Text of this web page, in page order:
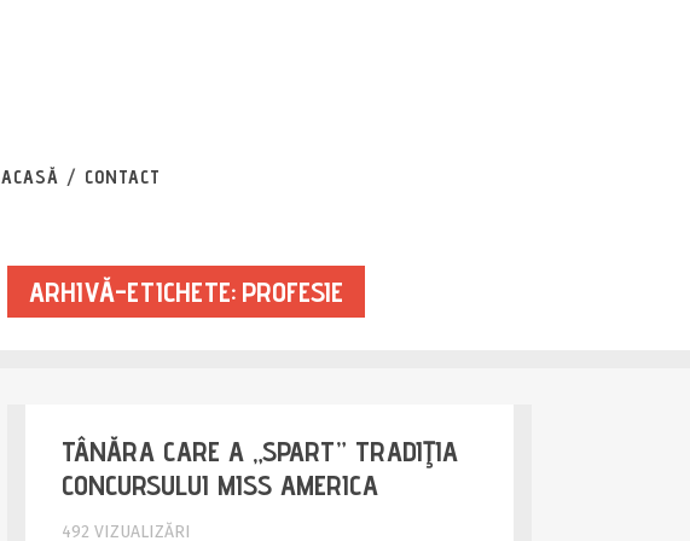
ACASĂ CONTACT
ARHIVĂ-ETICHETE: PROFESIE
TÂNĂRA CARE A „SPART” TRADIŢIA
CONCURSULUI MISS AMERICA
492 VIZUALIZĂRI